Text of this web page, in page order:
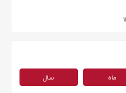
ماه سال